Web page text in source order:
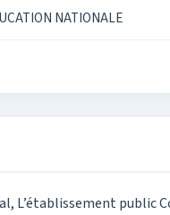
NATIONALE
L’établissement public